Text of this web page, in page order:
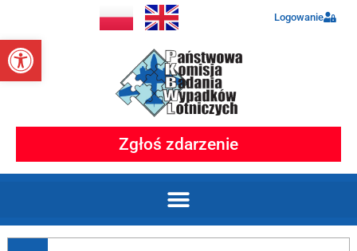
Otwórz pasek narzędzi
Logowanie
Zgłoś zdarzenie